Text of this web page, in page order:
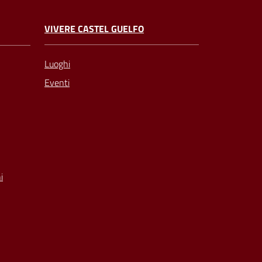
VIVERE CASTEL GUELFO
Luoghi
Eventi